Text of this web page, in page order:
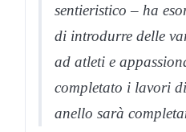
sentieristico – ha
di introdurre delle
ad atleti e
completato i lavori
anello sarà